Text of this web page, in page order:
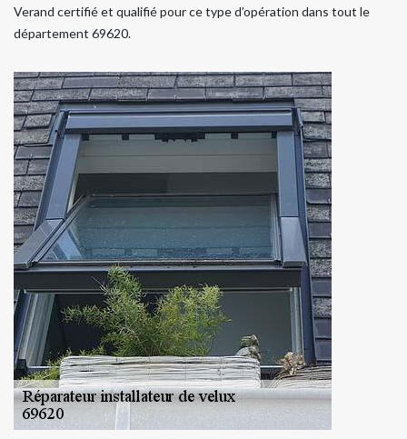
Verand certifié et qualifié pour ce type d’opération dans tout le
département 69620.